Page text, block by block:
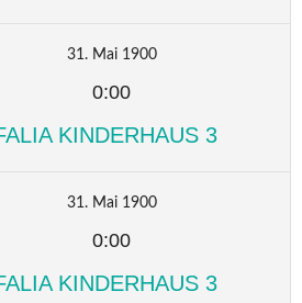
31. Mai 1900
0:00
KINDERHAUS 3
31. Mai 1900
0:00
KINDERHAUS 3